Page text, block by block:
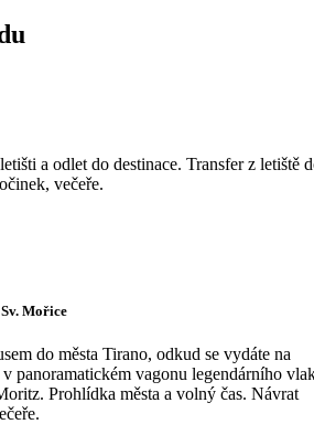
a odlet do destinace. Transfer z letiště
večeře.
Mořice
do města Tirano, odkud se vydáte na
panoramatickém vagonu legendárního
Prohlídka města a volný čas. Návrat